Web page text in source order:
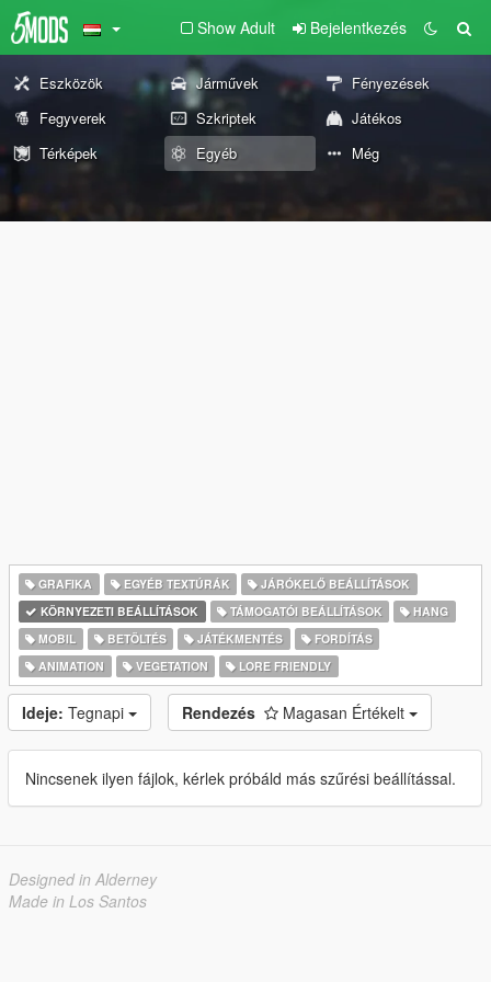
Show Adult Bejelentkezés
Eszközök Járművek
Fényezések
Fegyverek
Szkriptek
Játékos
Térképek
Egyéb Még
GRAFIKA EGYÉB TEXTÚRÁK
JÁRÓKELŐ BEÁLLÍTÁSOK
KÖRNYEZETI BEÁLLÍTÁSOK
TÁMOGATÓI BEÁLLÍTÁSOK
HANG
MOBIL
BETÖLTÉS JÁTÉKMENTÉS
FORDÍTÁS
ANIMATION
VEGETATION LORE FRIENDLY
Ideje: Tegnapi Rendezés Magasan Értékelt
Nincsenek ilyen fájlok, kérlek próbáld más szűrési beállítással.
Designed in Alderney
Made in Los Santos